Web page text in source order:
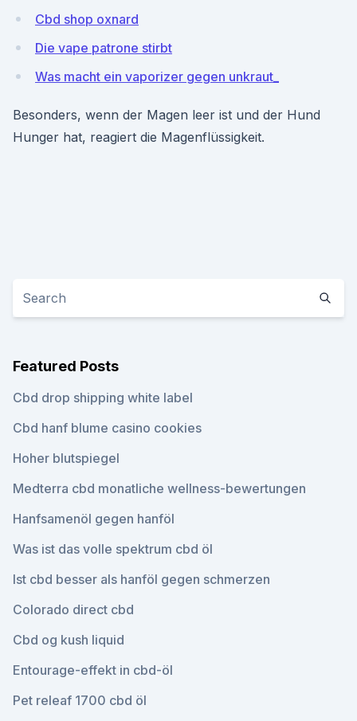
Cbd shop oxnard
Die vape patrone stirbt
Was macht ein vaporizer gegen unkraut_
Besonders, wenn der Magen leer ist und der Hund
Hunger hat, reagiert die Magenflüssigkeit.
Featured Posts
Cbd drop shipping white label
Cbd hanf blume casino cookies
Hoher blutspiegel
Medterra cbd monatliche wellness-bewertungen
Hanfsamenöl gegen hanföl
Was ist das volle spektrum cbd öl
Ist cbd besser als hanföl gegen schmerzen
Colorado direct cbd
Cbd og kush liquid
Entourage-effekt in cbd-öl
Pet releaf 1700 cbd öl